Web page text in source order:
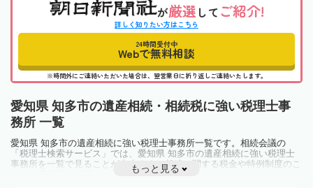
が厳選 して ご紹介!
詳しく知りたい方はこちら
24時間受付中
Webで無料相談
※時間外にご連絡いただいた場合は、翌営業日に折り返しご連絡いたします。
愛知県 知多市の遺産相続・相続税に強い税理士事
務所 一覧
愛知県 知多市の遺産相続に強い税理士事務所一覧です。相続会議の
「税理士検索サービス」では、愛知県 知多市の遺産相続に強い税理士
事務所を一覧で見ることが出来ます。相続に関する税金や特例制度のこ
とは一度近隣の税理士に相談してみましょう。
もっと見る